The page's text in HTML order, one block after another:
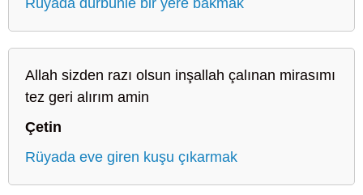
Allah sizden razı olsun inşallah çalınan mirasımı
tez geri alırım amin
Çetin
Rüyada eve giren kuşu çıkarmak